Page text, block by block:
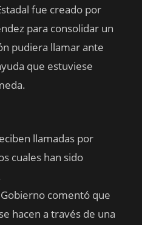
fue creado por
para consolidar un
pudiera llamar ante
que estuviese
llamadas por
cuales han sido
comentó que
hacen a través de una